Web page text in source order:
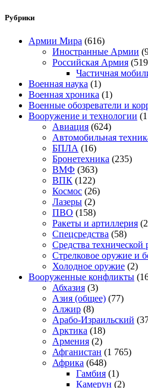
Рубрики
Армии Мира (616)
Иностранные Армии
Российская Армия
Частичная
Военная наука (1)
Военная хроника (1)
Военные обозреватели и
Вооружение и технологии
Авиация (624)
Автомобильная
БПЛА (16)
Бронетехника (235)
ВМФ (363)
ВПК (122)
Космос (26)
Лазеры (2)
ПВО (158)
Ракеты и артиллерия
Спецсредства (58)
Средства технической
Стрелковое оружие и
Холодное оружие (2)
Вооруженные конфликты
Абхазия (3)
Азия (общее) (77)
Алжир (8)
Арабо-Израильский
Арктика (18)
Армения (2)
Афганистан (1 765)
Африка (648)
Гамбия (1)
Камерун (2)